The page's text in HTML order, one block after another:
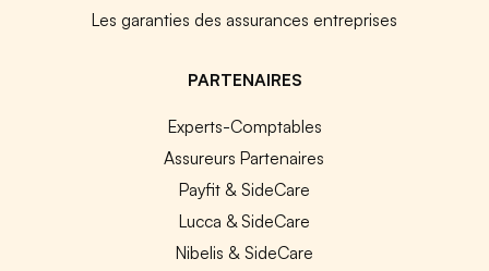
Les garanties des assurances entreprises
PARTENAIRES
Experts-Comptables
Assureurs Partenaires
Payfit & SideCare
Lucca & SideCare
Nibelis & SideCare